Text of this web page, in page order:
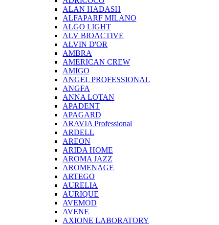
ALAN HADASH
ALFAPARF MILANO
ALGO LIGHT
ALV BIOACTIVE
ALVIN D'OR
AMBRA
AMERICAN CREW
AMIGO
ANGEL PROFESSIONAL
ANGFA
ANNA LOTAN
APADENT
APAGARD
ARAVIA Professional
ARDELL
AREON
ARIDA HOME
AROMA JAZZ
AROMENAGE
ARTEGO
AURELIA
AURIQUE
AVEMOD
AVENE
AXIONE LABORATORY